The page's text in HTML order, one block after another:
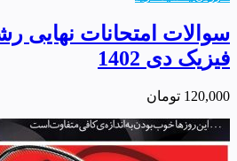
سوالات امتحانات نهایی
فیزیک دی 1402
120,000 تومان